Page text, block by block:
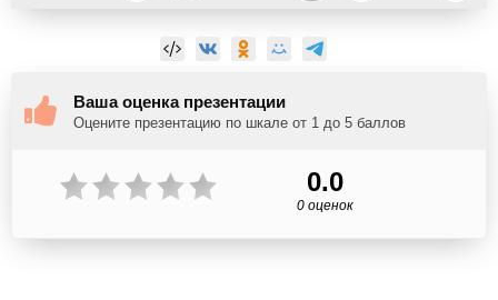
Ваша оценка презентации
Оцените презентацию по шкале от 1 до 5 баллов
0.0
0 оценок